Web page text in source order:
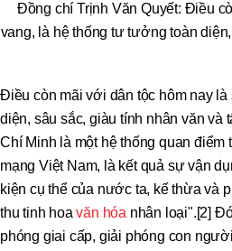
Đồng chí Trịnh Văn Quyết: Điều
vang, là hệ thống tư tưởng toàn
Điều còn mãi với dân tộc hôm nay
diện, sâu sắc, giàu tính nhân văn
Chí Minh là một hệ thống quan
mạng Việt Nam, là kết quả sự vận
kiện cụ thể của nước ta, kế thừa và
thu tinh hoavăn hóa nhân loại".[2]
phóng giai cấp, giải phóng con